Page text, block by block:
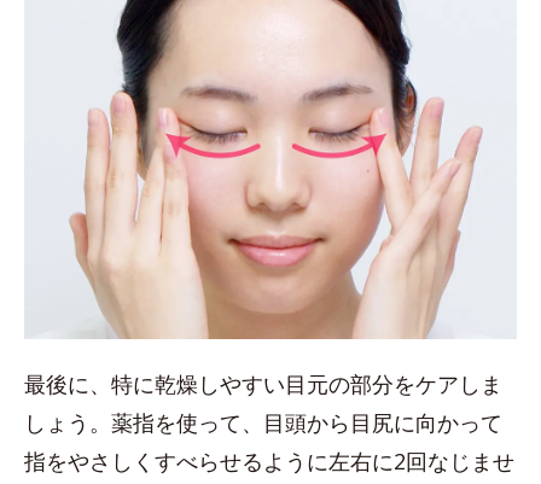
最後に、特に乾燥しやすい目元の部分をケアしま
しょう。薬指を使って、目頭から目尻に向かって
指をやさしくすべらせるように左右に2回なじませ